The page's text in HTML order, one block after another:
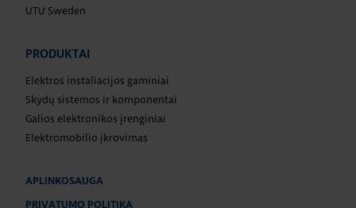
UTU Sweden
PRODUKTAI
Elektros instaliacijos gaminiai
Skydų sistemos ir komponentai
Galios elektronikos įrenginiai
Elektromobilio įkrovimas
APLINKOSAUGA
PRIVATUMO POLITIKA